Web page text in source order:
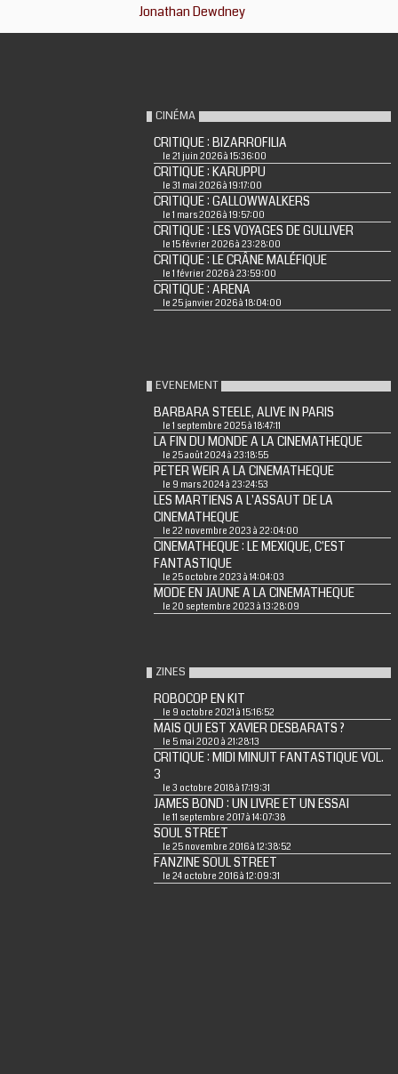
Jonathan Dewdney
CINÉMA
CRITIQUE : BIZARROFILIA
le 21 juin 2026 à 15:36:00
CRITIQUE : KARUPPU
le 31 mai 2026 à 19:17:00
CRITIQUE : GALLOWWALKERS
le 1 mars 2026 à 19:57:00
CRITIQUE : LES VOYAGES DE GULLIVER
le 15 février 2026 à 23:28:00
CRITIQUE : LE CRÂNE MALÉFIQUE
le 1 février 2026 à 23:59:00
CRITIQUE : ARENA
le 25 janvier 2026 à 18:04:00
EVENEMENT
BARBARA STEELE, ALIVE IN PARIS
le 1 septembre 2025 à 18:47:11
LA FIN DU MONDE A LA CINEMATHEQUE
le 25 août 2024 à 23:18:55
PETER WEIR A LA CINEMATHEQUE
le 9 mars 2024 à 23:24:53
LES MARTIENS A L'ASSAUT DE LA
CINEMATHEQUE
le 22 novembre 2023 à 22:04:00
CINEMATHEQUE : LE MEXIQUE, C'EST
FANTASTIQUE
le 25 octobre 2023 à 14:04:03
MODE EN JAUNE A LA CINEMATHEQUE
le 20 septembre 2023 à 13:28:09
ZINES
ROBOCOP EN KIT
le 9 octobre 2021 à 15:16:52
MAIS QUI EST XAVIER DESBARATS ?
le 5 mai 2020 à 21:28:13
CRITIQUE : MIDI MINUIT FANTASTIQUE VOL.
3
le 3 octobre 2018 à 17:19:31
JAMES BOND : UN LIVRE ET UN ESSAI
le 11 septembre 2017 à 14:07:38
SOUL STREET
le 25 novembre 2016 à 12:38:52
FANZINE SOUL STREET
le 24 octobre 2016 à 12:09:31